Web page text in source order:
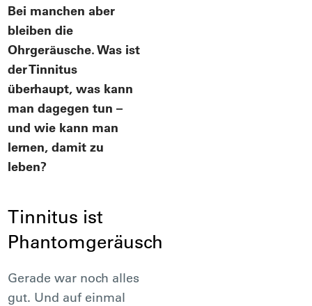
Bei manchen aber
bleiben die
Ohrgeräusche. Was ist
der Tinnitus
überhaupt, was kann
man dagegen tun –
und wie kann man
lernen, damit zu
leben?
Tinnitus ist
Phantomgeräusch
Gerade war noch alles
gut. Und auf einmal